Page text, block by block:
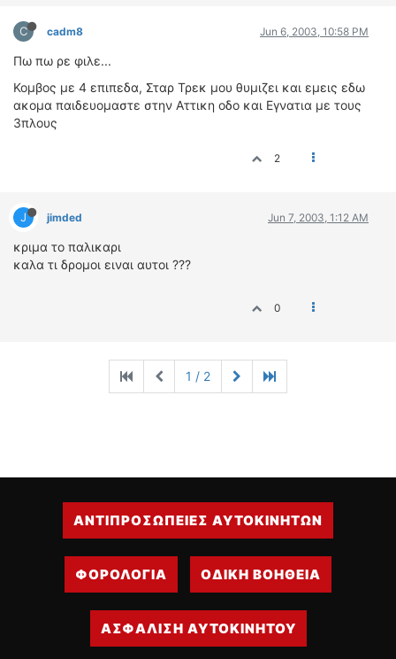
C cadm8 Jun 6, 2003, 10:58 PM
Πω πω ρε φιλε...
Κομβος με 4 επιπεδα, Σταρ Τρεκ μου θυμιζει και εμεις εδω
ακομα παιδευομαστε στην Αττικη οδο και Εγνατια με τους
3πλους
2
J jimded Jun 7, 2003, 1:12 AM
κριμα το παλικαρι
καλα τι δρομοι ειναι αυτοι ???
0
1 / 2
ΑΝΤΙΠΡΟΣΩΠΕΙΕΣ ΑΥΤΟΚΙΝΗΤΩΝ
ΦΟΡΟΛΟΓΙΑ ΟΔΙΚΗ ΒΟΗΘΕΙΑ
ΑΣΦΑΛΙΣΗ ΑΥΤΟΚΙΝΗΤΟΥ